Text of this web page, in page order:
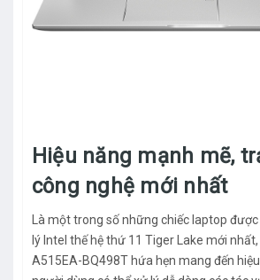
Hiệu năng mạnh mẽ,
công nghệ mới nhất
Là một trong số những chiếc laptop
lý Intel thế hệ thứ 11 Tiger Lake mới
A515EA-BQ498T hứa hẹn mang đến